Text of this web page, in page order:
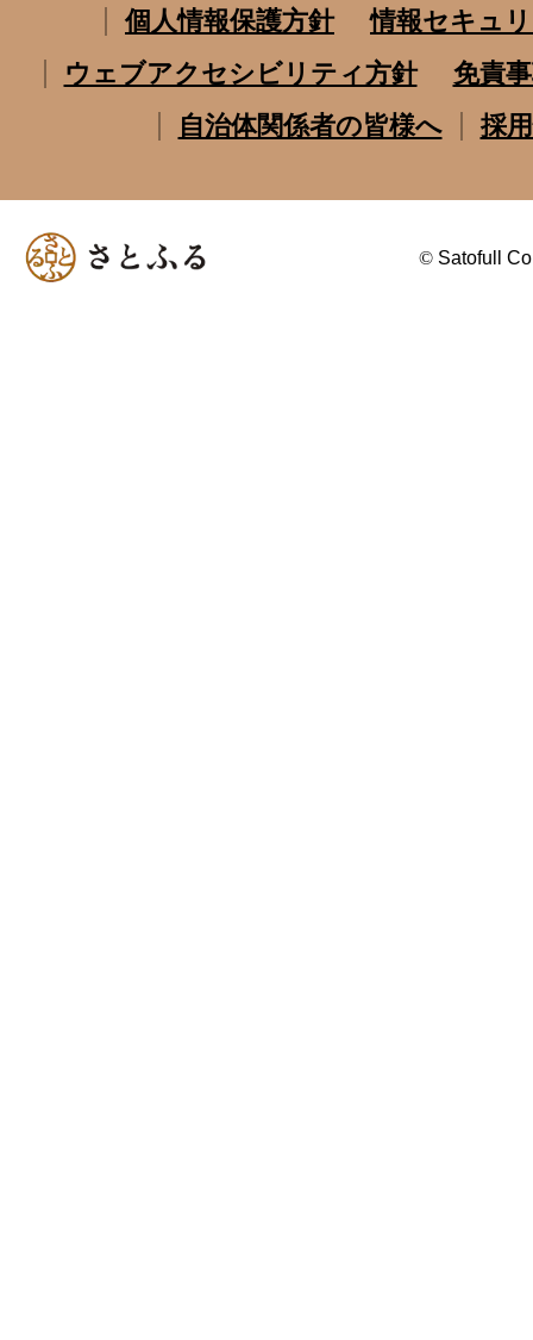
個人情報保護方針
情報セキュ
ウェブアクセシビリティ方針
免責
自治体関係者の皆様へ
採
© Satofull